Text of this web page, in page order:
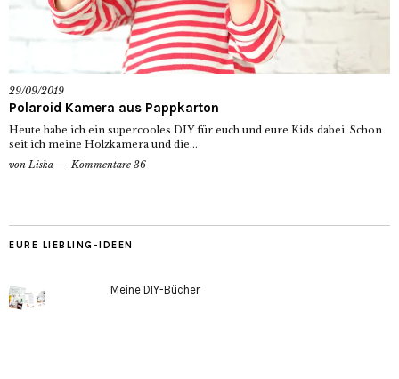
29/09/2019
Polaroid Kamera aus Pappkarton
Heute habe ich ein supercooles DIY für euch und eure Kids dabei. Schon
seit ich meine Holzkamera und die...
von Liska Kommentare 36
EURE LIEBLING-IDEEN
Meine DIY-Bücher